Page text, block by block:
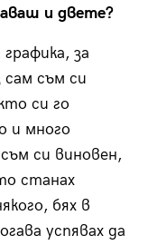
и двете?
за
сам съм си
си го
и много
си виновен,
станах
бях в
успявах да